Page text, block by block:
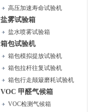
高压加速寿命试验机
盐雾试验箱
盐水喷雾试验箱
箱包试验机
箱包模拟提放试验机
箱包拉杆往复试验机
箱包行走颠簸磨耗试验机
VOC 甲醛气候箱
VOC检测气候箱